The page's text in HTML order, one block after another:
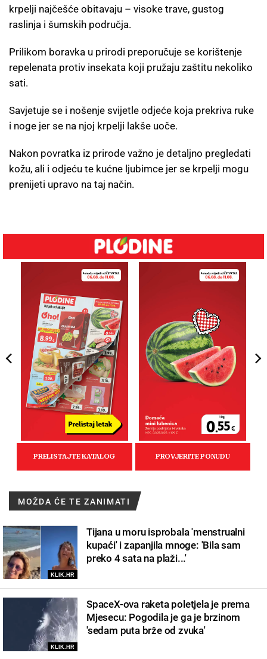
krpelji najčešće obitavaju – visoke trave, gustog
raslinja i šumskih područja.
Prilikom boravka u prirodi preporučuje se korištenje
repelenata protiv insekata koji pružaju zaštitu nekoliko
sati.
Savjetuje se i nošenje svijetle odjeće koja prekriva ruke
i noge jer se na njoj krpelji lakše uoče.
Nakon povratka iz prirode važno je detaljno pregledati
kožu, ali i odjeću te kućne ljubimce jer se krpelji mogu
prenijeti upravo na taj način.
MOŽDA ĆE TE ZANIMATI
KLIK.HR
Tijana u moru isprobala 'menstrualni
kupaći' i zapanjila mnoge: 'Bila sam
preko 4 sata na plaži...'
KLIK.HR
SpaceX-ova raketa poletjela je prema
Mjesecu: Pogodila je ga je brzinom
'sedam puta brže od zvuka'